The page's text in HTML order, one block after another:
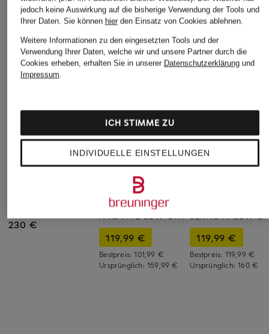
230 €
+Aktionsrabatt
Wanderschuhe
ANCAPA 2 LOW GTX
119,99 €
Bestpreis:101,99 €
Ursprünglich: 159,99 €
+Aktionsrabatt
SERTIG III LOW
119,99 €
Bestpreis: 119,99 €
Ursprünglich:160 €
jedoch keine Auswirkung auf die bisherige Verwendung der Tools und
Ihrer Daten. Sie können hierden Einsatz von Cookies ablehnen.
Weitere Informationen zu den eingesetzten Tools und der
Verwendung Ihrer Daten, welche wir und unsere Partner durch die
Cookies erheben, erhalten Sie in unserer Datenschutzerklärungund
Impressum.
INDIVIDUELLE EINSTELLUNGEN
ICH STIMME ZU